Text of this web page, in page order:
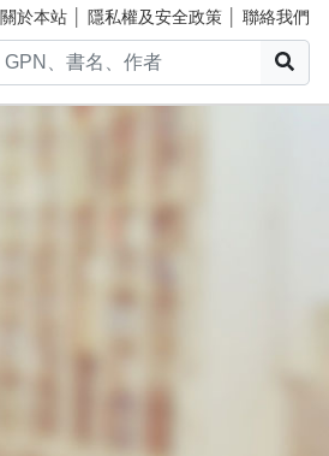
關於本站 隱私權及安全政策 聯絡我們